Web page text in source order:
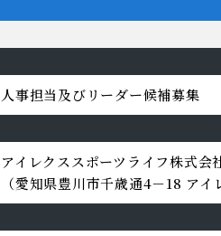
人事担当及びリーダー候補募集
アイレクススポーツライフ株式
（愛知県豊川市千歳通4－18 アイ